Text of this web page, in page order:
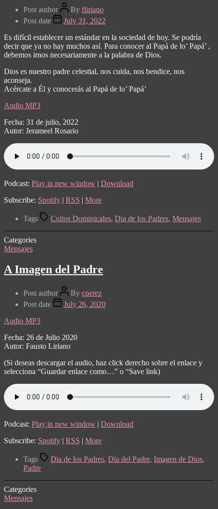
Post author By fliriano
Post date
July 31, 2022
Es difícil establecer un estándar en la sociedad de hoy. Se podría
decir que ya no hay muchos así. Para conocer al Papá de lo’ Papá’ ,
debemos irnos necesariamente a la palabra de Dios.
Dios es nuestro padre celestial, nos cuida, nos bendice, nos
aconseja.
Acércate a Él y conocerás al Papá de lo’ Papá’
Audio MP3
Fecha: 31 de julio, 2022
Autor: Jerameel Rosario
Podcast: Play in new window | Download
Subscribe: Spotify | RSS | More
Tags Cultos Dominicales, Dia de los Padres, Mensajes
Categories
Mensajes
A Imagen del Padre
Post author By cperez
Post date
July 26, 2020
Audio MP3
Fecha: 26 de Julio 2020
Autor: Fausto Liriano
(Si deseas descargar el audio, haz click derecho sobre el enlace y
selecciona “Guardar enlace como…” o “Save link)
Podcast: Play in new window | Download
Subscribe: Spotify | RSS | More
Tags Dia de los Padres, Día del Padre, Imagen de Dios,
Padre
Categories
Mensajes